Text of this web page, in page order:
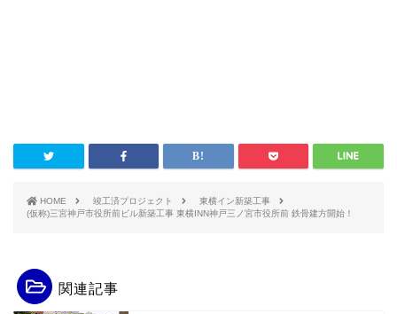
HOME 竣工済プロジェクト
東横イン新築工事
(仮称)三宮神戸市役所前ビル新築工事 東横INN神戸三ノ宮市役所前 鉄骨建方開始！
関連記事